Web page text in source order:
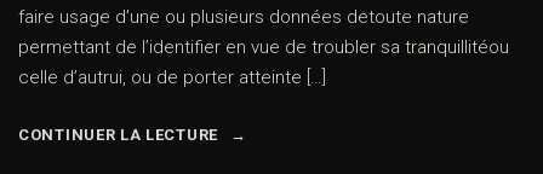
faire usage d’une ou plusieurs données detoute nature
permettant de l’identifier en vue de troubler sa tranquillitéou
celle d’autrui, ou de porter atteinte […]
CONTINUER LA LECTURE